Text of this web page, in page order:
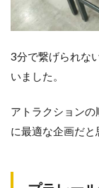
3分で繋げられな
いました。
アトラクション
に最適な企画だ